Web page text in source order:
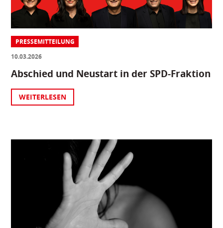
PRESSEMITTEILUNG
10.03.2026
Abschied und Neustart in der SPD-Fraktion
WEITERLESEN